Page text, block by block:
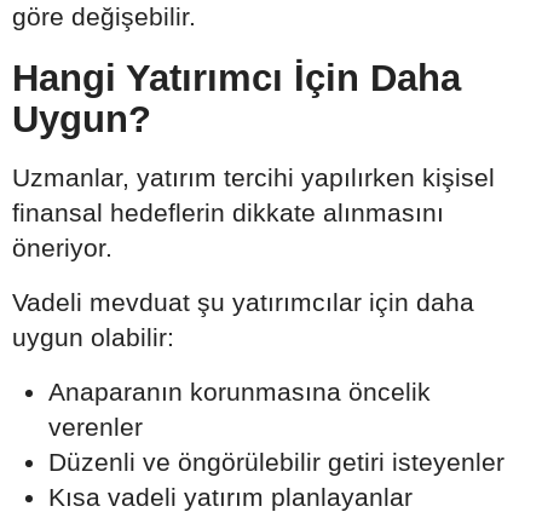
göre değişebilir.
Hangi Yatırımcı İçin Daha
Uygun?
Uzmanlar, yatırım tercihi yapılırken kişisel
finansal hedeflerin dikkate alınmasını
öneriyor.
Vadeli mevduat şu yatırımcılar için daha
uygun olabilir:
Anaparanın korunmasına öncelik
verenler
Düzenli ve öngörülebilir getiri isteyenler
Kısa vadeli yatırım planlayanlar